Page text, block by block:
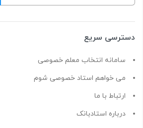
دسترسی سریع
سامانه انتخاب معلم خصوصی
می خواهم استاد خصوصی شوم
ارتباط با ما
درباره استادبانک